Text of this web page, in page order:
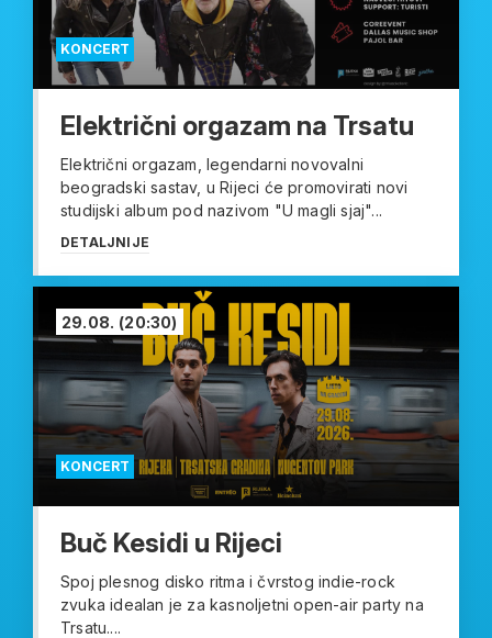
KONCERT
Električni orgazam na Trsatu
Električni orgazam, legendarni novovalni
beogradski sastav, u Rijeci će promovirati novi
studijski album pod nazivom "U magli sjaj"...
DETALJNIJE
KONCERT
29.08. (20:30)
Buč Kesidi u Rijeci
Spoj plesnog disko ritma i čvrstog indie-rock
zvuka idealan je za kasnoljetni open-air party na
Trsatu....